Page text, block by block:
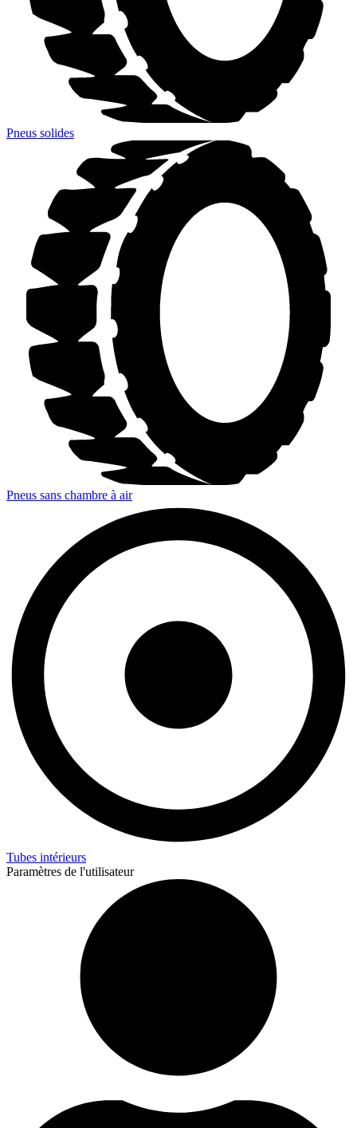
Pneus solides
Pneus sans chambre à air
Tubes intérieurs
Paramètres de l'utilisateur